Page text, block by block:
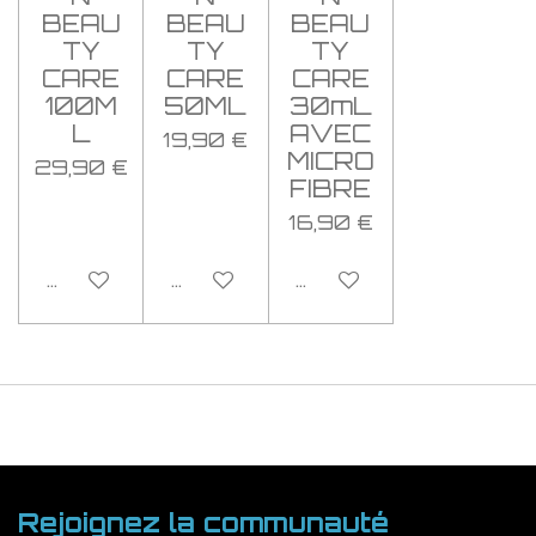
BEAU
TY
CARE
100M
L
29,90 €
Ajouter au panier
BEAU
TY
CARE
50ML
19,90 €
Ajouter au panier
BEAU
TY
CARE
30mL
AVEC
MICRO
FIBRE
16,90 €
Ajouter au panier
Rejoignez la communauté